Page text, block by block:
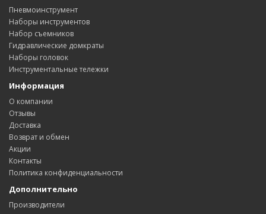
Пневмоинструмент
Наборы инструментов
Набор съемников
Гидравлические домкраты
Наборы головок
Инструментальные тележки
Информация
О компании
Отзывы
Доставка
Возврат и обмен
Акции
Контакты
Политика конфиденциальности
Дополнительно
Производители